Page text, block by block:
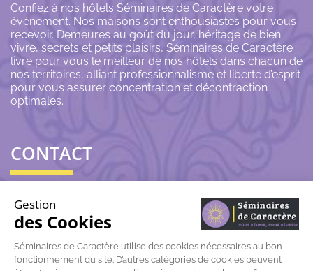
Confiez à nos hôtels Séminaires de Caractère votre
événement. Nos maisons sont enthousiastes pour vous
recevoir. Demeures au goût du jour, héritage de bien
vivre, secrets et petits plaisirs, Séminaires de Caractère
livre pour vous le meilleur de nos hôtels dans chacun de
nos territoires, alliant professionnalisme et liberté d’esprit
pour vous assurer concentration et décontraction
optimales.
CONTACT
06 43 69 79 72
contact@seminairesdecaractere.fr
197 Rue Léon Arnoux
Gestion
des Cookies
Séminaires de Caractère utilise des cookies nécessaires au bon
fonctionnement du site. D’autres catégories de cookies peuvent